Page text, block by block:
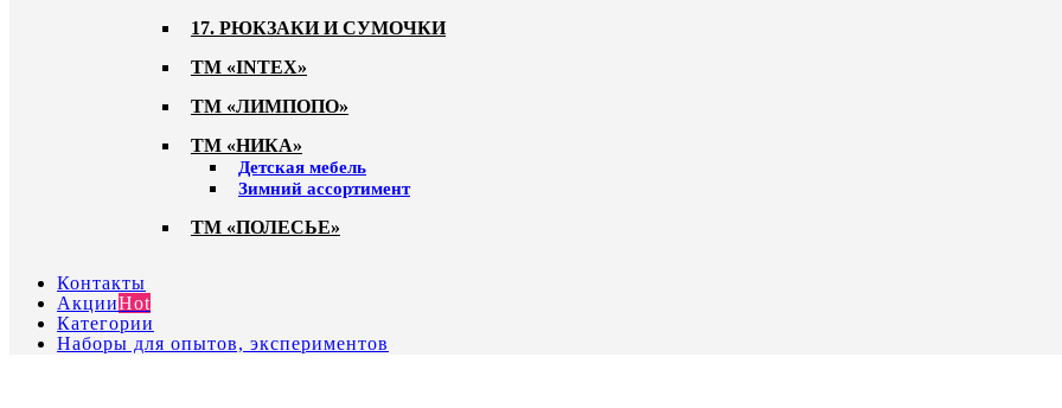
17. РЮКЗАКИ И СУМОЧКИ
ТМ «INTEX»
ТМ «ЛИМПОПО»
ТМ «НИКА»
Детская мебель
Зимний ассортимент
ТМ «ПОЛЕСЬЕ»
Контакты
АкцииHot
Категории
Наборы для опытов, экспериментов